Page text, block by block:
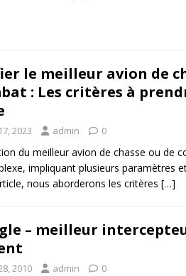
le meilleur avion de
: Les critères à
2023 admin 0
du meilleur avion de chasse ou de
impliquant plusieurs paramètres
nous aborderons les critères […]
– meilleur
2010 admin 0